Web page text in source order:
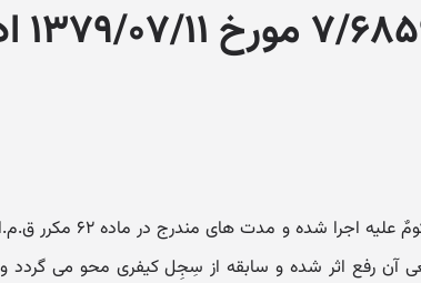
آن رفع اثر شده و سابقه از سِجِل کیفری محو می گردد